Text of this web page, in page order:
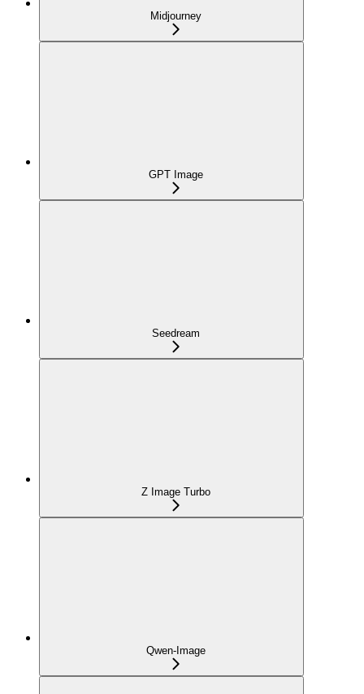
Midjourney
GPT Image
Seedream
Z Image Turbo
Qwen-Image